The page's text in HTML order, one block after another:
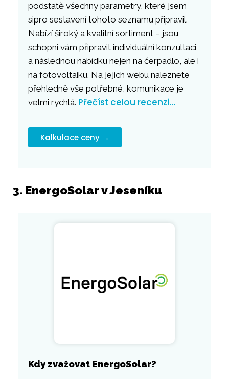
podstatě všechny parametry, které jsem
sipro sestavení tohoto seznamu připravil.
Nabízí široký a kvalitní sortiment – jsou
schopni vám připravit individuální konzultaci
a následnou nabídku nejen na čerpadlo, ale i
na fotovoltaiku. Na jejich webu naleznete
přehledně vše potřebné, komunikace je
velmi rychlá. Přečíst celou recenzi…
Kalkulace ceny →
3. EnergoSolar v Jeseníku
Kdy zvažovat EnergoSolar?